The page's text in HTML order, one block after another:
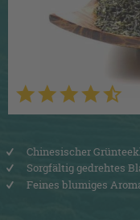
Chinesischer
Sorgfältig gedrehtes
Feines blumiges